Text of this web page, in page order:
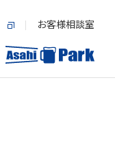
お客様相談室